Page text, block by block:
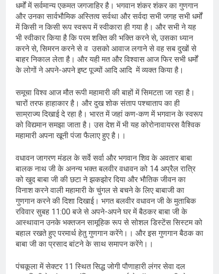
धर्मों में सर्वमान्य एकमत जगजाहिर है। भगवान शंकर शंकर का गुणगान
और उनका सार्वभौमिक अस्तित्व सर्वथा और सर्वदा सभी जगह सभी धर्मों
में किसी न किसी रूप स्वरूप में स्वीकारा ही गया है। और सभी ने यह
भी स्वीकार किया है कि परम शक्ति की भक्ति करने से, उसका ध्यान
करने से, सिमरन करने से व उसको आवाज लगाने से वह सब दुखों से
बाहर निकाल लेता है। और यही मत और विश्वास आज फिर सभी धर्मों
के लोगों ने अपने-अपने इष्ट पूज्यों आदि आदि में व्यक्त किया है।
समूचा विश्व आज मौत रूपी महामारी की बाहों में सिमटता जा रहा है।
चारों तरफ हाहाकार है। और दुख शोक संताप पश्चाताप का ही
साम्राज्य दिखाई दे रहा है। भारत में जहां कण-कण में भगवान के स्वरूप
को विद्यमान समझा जाता है। उस देश में भी यह कोरोनावायरस वैश्विक
महामारी अपना खूनी पंजा फैलाए हुए है।।
वधावन जागरण मंडल के सर्वे सर्वा और भगवान शिव के अवतार बाबा
बालक नाथ जी के अनन्य भक्त बलवीर वधावन को 14 अप्रैल रात्रि
को खुद बाबा जी की छटा ने झकझोर दिया और भौतिक जीवन का
विनाश करने वाली महामारी के चुंगल से बचने के लिए बाबाजी का
गुणगान करने की दिशा दिखाई। भगत बलवीर वधावन जी के मुताबिक
रविवार सुबह 11:00 बजे से अपने-अपने घर में बैठकर बाबा जी के
आस्थावान उनके भक्तजन सामूहिक रूप से सोशल डिस्टेंस सिस्टम को
बहाल रखते हुए परमार्थ हेतु गुणगान करेंगे।। और इस गुणगान बैठक का
बाबा जी का प्रसाद बांटने के साथ समापन करेंगे।।
पंचकूला में सेक्टर 11 स्थित सिद्ध जोगी पौणाहारी लंगर सेवा दल